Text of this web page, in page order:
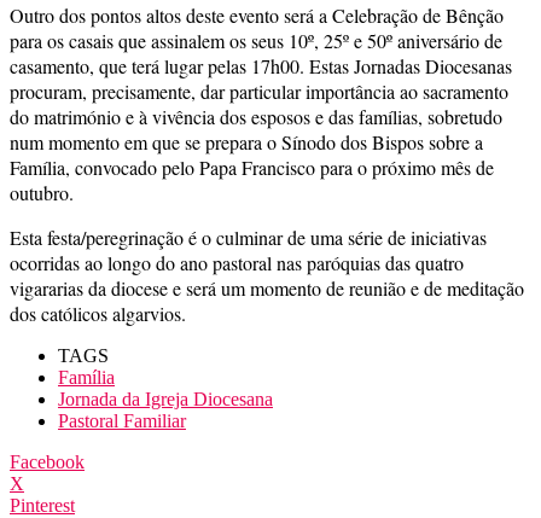
Outro dos pontos altos deste evento será a Celebração de Bênção
para os casais que assinalem os seus 10º, 25º e 50º aniversário de
casamento, que terá lugar pelas 17h00. Estas Jornadas Diocesanas
procuram, precisamente, dar particular importância ao sacramento
do matrimónio e à vivência dos esposos e das famílias, sobretudo
num momento em que se prepara o Sínodo dos Bispos sobre a
Família, convocado pelo Papa Francisco para o próximo mês de
outubro.
Esta festa/peregrinação é o culminar de uma série de iniciativas
ocorridas ao longo do ano pastoral nas paróquias das quatro
vigararias da diocese e será um momento de reunião e de meditação
dos católicos algarvios.
TAGS
Família
Jornada da Igreja Diocesana
Pastoral Familiar
Facebook
X
Pinterest